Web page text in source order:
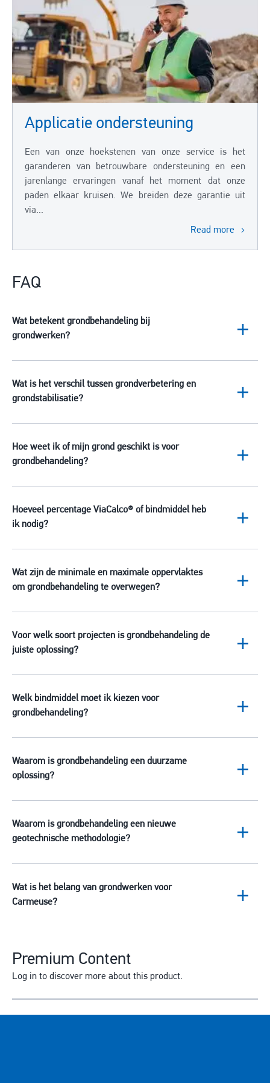
Applicatie ondersteuning
Een van onze hoekstenen van onze service is het
garanderen van betrouwbare ondersteuning en een
jarenlange ervaringen vanaf het moment dat onze
paden elkaar kruisen. We breiden deze garantie uit
via...
Read more
FAQ
Wat betekent grondbehandeling bij
grondwerken?
Wat is het verschil tussen grondverbetering en
grondstabilisatie?
Hoe weet ik of mijn grond geschikt is voor
grondbehandeling?
Hoeveel percentage ViaCalco® of bindmiddel heb
ik nodig?
Wat zijn de minimale en maximale oppervlaktes
om grondbehandeling te overwegen?
Voor welk soort projecten is grondbehandeling de
juiste oplossing?
Welk bindmiddel moet ik kiezen voor
grondbehandeling?
Waarom is grondbehandeling een duurzame
oplossing?
Waarom is grondbehandeling een nieuwe
geotechnische methodologie?
Wat is het belang van grondwerken voor
Carmeuse?
Premium Content
Log in to discover more about this product.